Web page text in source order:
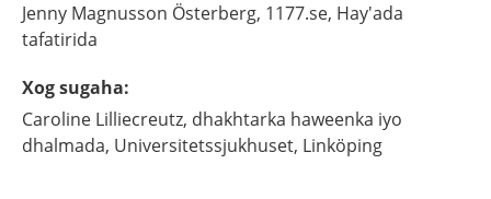
Jenny Magnusson Österberg, 1177.se, Hay'ada
tafatirida
Xog sugaha:
Caroline Lilliecreutz, dhakhtarka haweenka iyo
dhalmada, Universitetssjukhuset, Linköping